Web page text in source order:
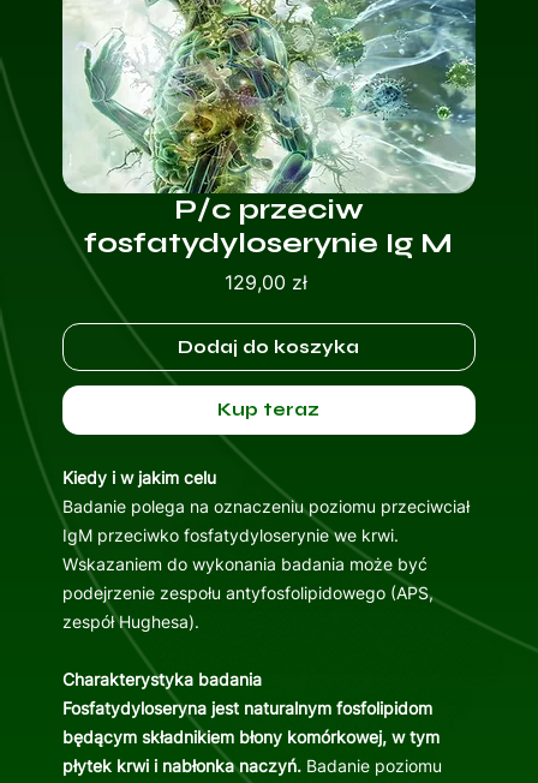
P/c przeciw
fosfatydyloserynie Ig M
129,00 złCena
Dodaj do koszyka
Kup teraz
Kiedy i w jakim celu
Badanie polega na oznaczeniu poziomu przeciwciał
IgM przeciwko fosfatydyloserynie we krwi.
Wskazaniem do wykonania badania może być
podejrzenie zespołu antyfosfolipidowego (APS,
zespół Hughesa).
Charakterystyka badania
Fosfatydyloseryna jest naturalnym fosfolipidom
będącym składnikiem błony komórkowej, w tym
płytek krwi i nabłonka naczyń.Badanie poziomu